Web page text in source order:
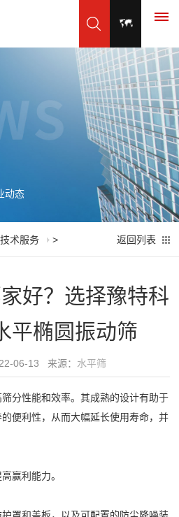
动态
技术服务 > 返回列表
好？选择豫特科
平椭圆振动筛
06-13 来源： 水平筛
分性能和效率。其成熟的设计有助于
便利性，从而大幅延长使用寿命，并
赢利能力。